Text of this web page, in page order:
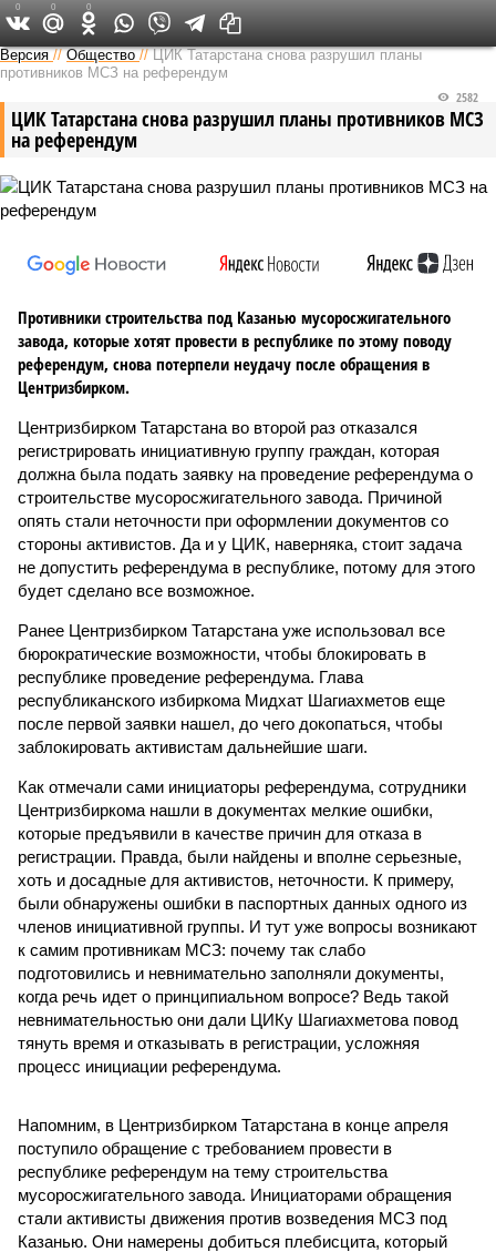
Версия в Татарстане
Версия //Общество //ЦИК Татарстана снова разрушил планы
противников МСЗ на референдум
ЦИК Татарстана снова разрушил планы противников МСЗ
на референдум
2582
Противники строительства под Казанью мусоросжигательного
завода, которые хотят провести в республике по этому поводу
референдум, снова потерпели неудачу после обращения в
Центризбирком.
Центризбирком Татарстана во второй раз отказался
регистрировать инициативную группу граждан, которая
должна была подать заявку на проведение референдума о
строительстве мусоросжигательного завода. Причиной
опять стали неточности при оформлении документов со
стороны активистов. Да и у ЦИК, наверняка, стоит задача
не допустить референдума в республике, потому для этого
будет сделано все возможное.
Ранее Центризбирком Татарстана уже использовал все
бюрократические возможности, чтобы блокировать в
республике проведение референдума. Глава
республиканского избиркома Мидхат Шагиахметов еще
после первой заявки нашел, до чего докопаться, чтобы
заблокировать активистам дальнейшие шаги.
Как отмечали сами инициаторы референдума, сотрудники
Центризбиркома нашли в документах мелкие ошибки,
которые предъявили в качестве причин для отказа в
регистрации. Правда, были найдены и вполне серьезные,
хоть и досадные для активистов, неточности. К примеру,
были обнаружены ошибки в паспортных данных одного из
членов инициативной группы. И тут уже вопросы возникают
к самим противникам МСЗ: почему так слабо
подготовились и невнимательно заполняли документы,
когда речь идет о принципиальном вопросе? Ведь такой
невнимательностью они дали ЦИКу Шагиахметова повод
тянуть время и отказывать в регистрации, усложняя
процесс инициации референдума.
Напомним, в Центризбирком Татарстана в конце апреля
поступило обращение с требованием провести в
республике референдум на тему строительства
мусоросжигательного завода. Инициаторами обращения
стали активисты движения против возведения МСЗ под
Казанью. Они намерены добиться плебисцита, который
0 0 0